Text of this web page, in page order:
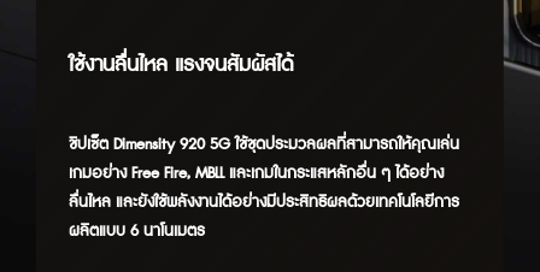
ใช้งานลื่นไหล แรงจนสัมผัสได้
ชิปเซ็ต Dimensity 920 5G ใช้ชุดประมวลผลที่สามารถให้คุณเล่น
เกมอย่าง Free Fire, MBLL และเกมในกระแสหลักอื่น ๆ ได้อย่าง
ลื่นไหล และยังใช้พลังงานได้อย่างมีประสิทธิผลด้วยเทคโนโลยีการ
ผลิตแบบ 6 นาโนเมตร